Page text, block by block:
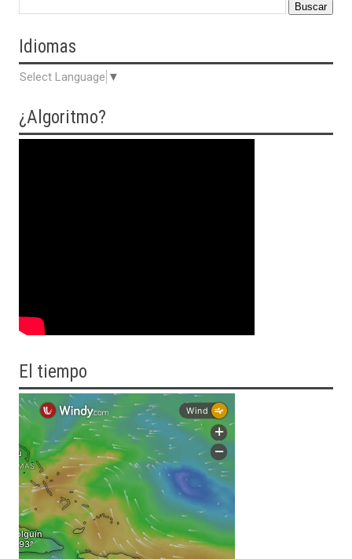
Idiomas
Select Language ▼
¿Algoritmo?
El tiempo